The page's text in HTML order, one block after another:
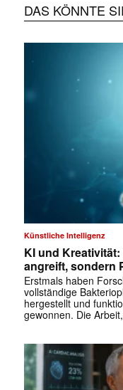
DAS KÖNNTE
Künstliche Intelligenz
KI und
angreift, sondern
Erstmals haben
vollständige
hergestellt und
gewonnen. Die